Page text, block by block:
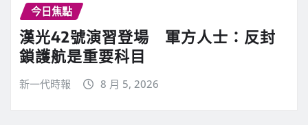
今日焦點
漢光42號演習登場 軍方人士：反封
鎖護航是重要科目
新一代時報 8 月 5, 2026